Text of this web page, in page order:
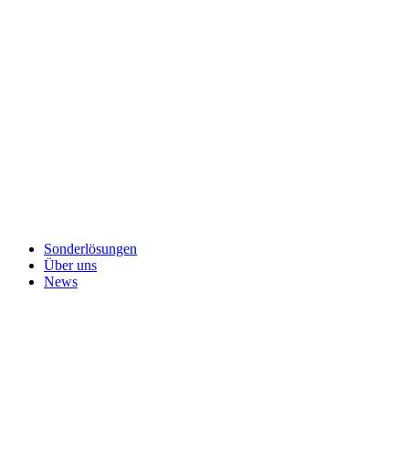
Sonderlösungen
Über uns
News